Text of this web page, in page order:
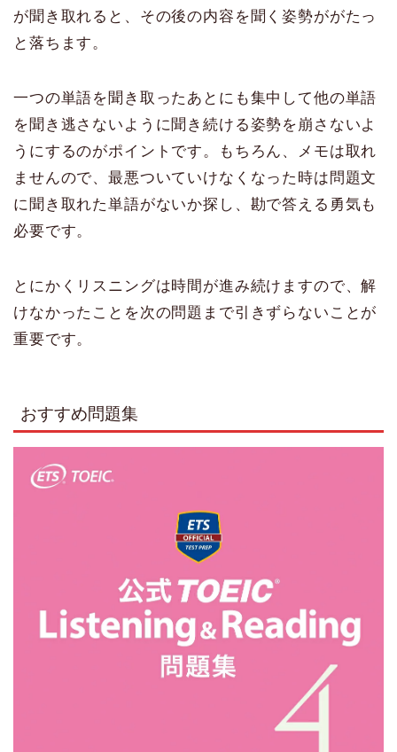
が聞き取れると、その後の内容を聞く姿勢ががたっ
と落ちます。
一つの単語を聞き取ったあとにも集中して他の単語
を聞き逃さないように聞き続ける姿勢を崩さないよ
うにするのがポイントです。もちろん、メモは取れ
ませんので、最悪ついていけなくなった時は問題文
に聞き取れた単語がないか探し、勘で答える勇気も
必要です。
とにかくリスニングは時間が進み続けますので、解
けなかったことを次の問題まで引きずらないことが
重要です。
おすすめ問題集